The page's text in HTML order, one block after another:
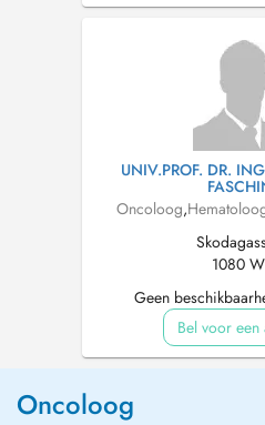
UNIV.PROF. DR.
Oncoloog,
1080
Geen
Bel voor een
Oncoloog